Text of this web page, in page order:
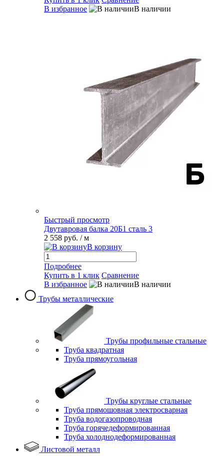
В избранное
В наличии
Быстрый просмотр
Двутавровая балка 20Б1 сталь 3
2 558 руб. / м
В корзину
Подробнее
Купить в 1 клик Сравнение
В избранное
В наличии
Трубы металлические
Трубы профильные стальные
Труба квадратная
Труба прямоугольная
Трубы круглые стальные
Труба прямошовная электросварная
Труба водогазопроводная
Труба горячедеформированная
Труба холоднодеформированная
Листовой металл